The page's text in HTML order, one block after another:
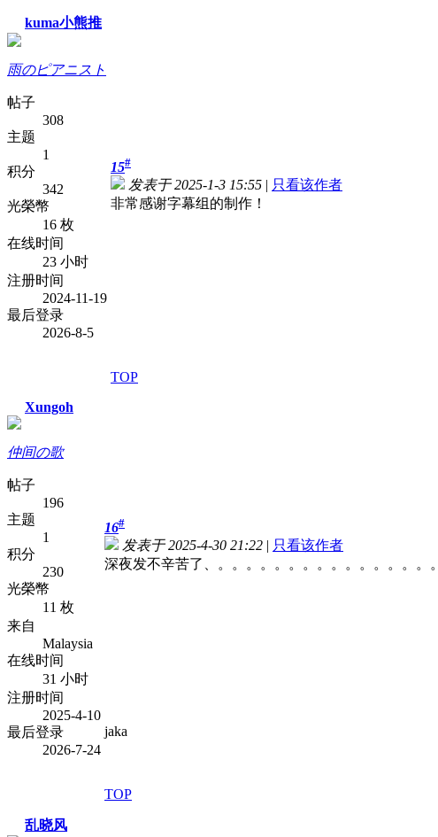
kuma小熊推
雨のピアニスト
帖子
308
主题
1
积分
342
光榮幣
16 枚
在线时间
23 小时
注册时间
2024-11-19
最后登录
2026-8-5
15#
发表于 2025-1-3 15:55 | 只看该作者
非常感谢字幕组的制作！
TOP
Xungoh
仲间の歌
帖子
196
主题
1
积分
230
光榮幣
11 枚
来自
Malaysia
在线时间
31 小时
注册时间
2025-4-10
最后登录
2026-7-24
16#
发表于 2025-4-30 21:22 | 只看该作者
深夜发不辛苦了、。。。。。。。。。。。。。。。。
jaka
TOP
乱晓风